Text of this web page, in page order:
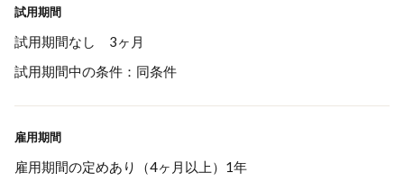
試用期間
試用期間なし 3ヶ月
試用期間中の条件：同条件
雇用期間
雇用期間の定めあり（4ヶ月以上）1年